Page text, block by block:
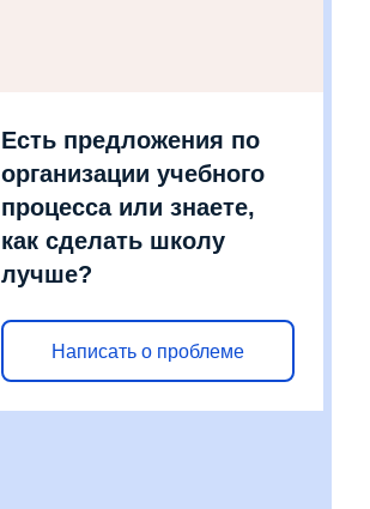
Есть предложения по
организации учебного
процесса или знаете,
как сделать школу
лучше?
Написать о проблеме